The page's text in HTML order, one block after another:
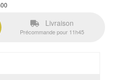
Livraison
Précommande pour 11h45